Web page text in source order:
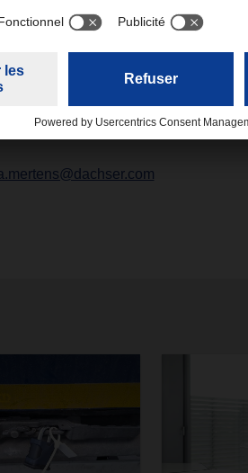
début 2022, date à laquelle les
auront déménagé sur ce site.
d'une autre nouvelle agence est